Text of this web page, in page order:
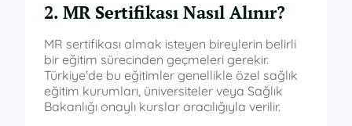
2. MR Sertifikası Nasıl Alınır?
MR sertifikası almak isteyen bireylerin belirli
bir eğitim sürecinden geçmeleri gerekir.
Türkiye’de bu eğitimler genellikle özel sağlık
eğitim kurumları, üniversiteler veya Sağlık
Bakanlığı onaylı kurslar aracılığıyla verilir.